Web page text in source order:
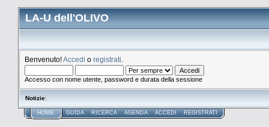
LA-U dell'OLIVO
Benvenuto!Accedi o registrati
Accesso con nome utente, password e durata della sessione
Notizie:
HOME GUIDA RICERCA AGENDA ACCEDI REGISTRATI